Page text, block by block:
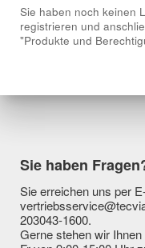
Sie haben noch keinen
registrieren und
"Produkte und
Sie haben
Sie erreichen uns per
203043-1600.
Gerne stehen wir